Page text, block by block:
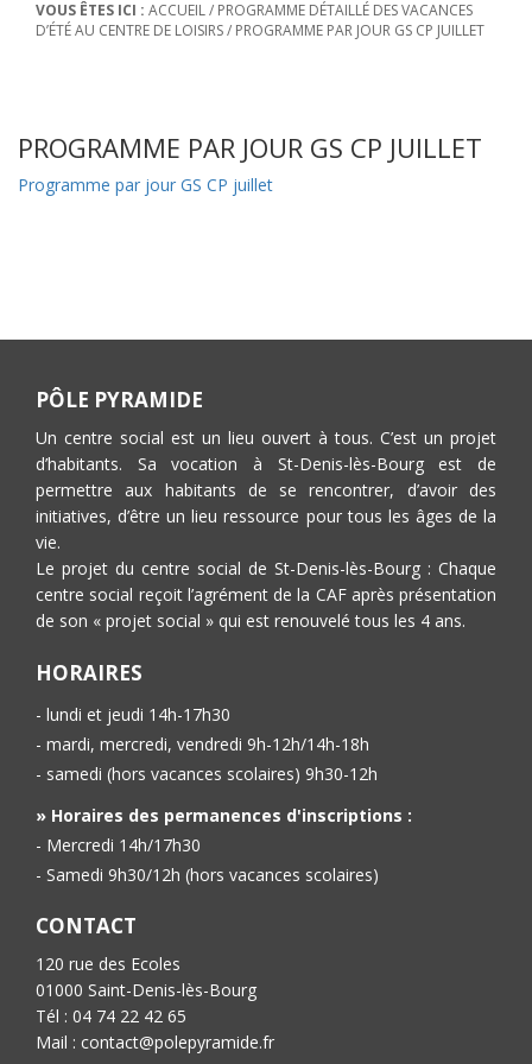
VOUS ÊTES ICI : ACCUEIL/ PROGRAMME DÉTAILLÉ DES VACANCES
D’ÉTÉ AU CENTRE DE LOISIRS/ PROGRAMME PAR JOUR GS CP JUILLET
PROGRAMME PAR JOUR GS CP JUILLET
Programme par jour GS CP juillet
PÔLE PYRAMIDE
Un centre social est un lieu ouvert à tous. C’est un projet
d’habitants. Sa vocation à St-Denis-lès-Bourg est de
permettre aux habitants de se rencontrer, d’avoir des
initiatives, d’être un lieu ressource pour tous les âges de la
vie.
Le projet du centre social de St-Denis-lès-Bourg : Chaque
centre social reçoit l’agrément de la CAF après présentation
de son « projet social » qui est renouvelé tous les 4 ans.
HORAIRES
- lundi et jeudi 14h-17h30
- mardi, mercredi, vendredi 9h-12h/14h-18h
- samedi (hors vacances scolaires) 9h30-12h
» Horaires des permanences d'inscriptions :
- Mercredi 14h/17h30
- Samedi 9h30/12h (hors vacances scolaires)
CONTACT
120 rue des Ecoles
01000 Saint-Denis-lès-Bourg
Tél : 04 74 22 42 65
Mail : contact@polepyramide.fr